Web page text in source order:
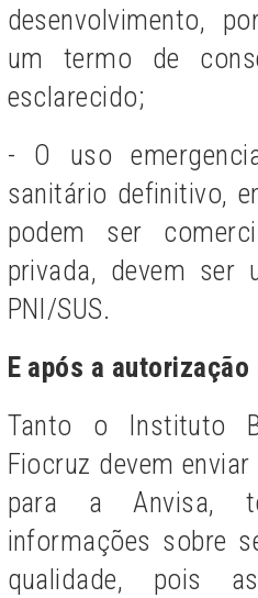
desenvolvimento,
um termo de
esclarecido;
- O uso
sanitário definitivo,
podem ser
privada, devem ser
PNI/SUS.
E após a
Tanto o Instituto
Fiocruz devem
para a Anvisa,
informações sobre
qualidade, pois